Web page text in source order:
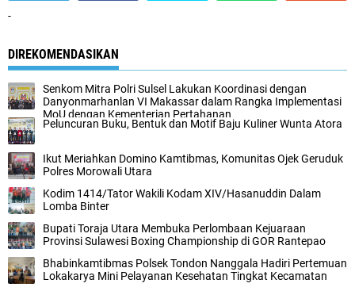
-
DIREKOMENDASIKAN
Senkom Mitra Polri Sulsel Lakukan Koordinasi dengan
Danyonmarhanlan VI Makassar dalam Rangka Implementasi
MoU dengan Kementerian Pertahanan
Peluncuran Buku, Bentuk dan Motif Baju Kuliner Wunta Atora
Ikut Meriahkan Domino Kamtibmas, Komunitas Ojek Geruduk
Polres Morowali Utara
Kodim 1414/Tator Wakili Kodam XIV/Hasanuddin Dalam
Lomba Binter
Bupati Toraja Utara Membuka Perlombaan Kejuaraan
Provinsi Sulawesi Boxing Championship di GOR Rantepao
Bhabinkamtibmas Polsek Tondon Nanggala Hadiri Pertemuan
Lokakarya Mini Pelayanan Kesehatan Tingkat Kecamatan